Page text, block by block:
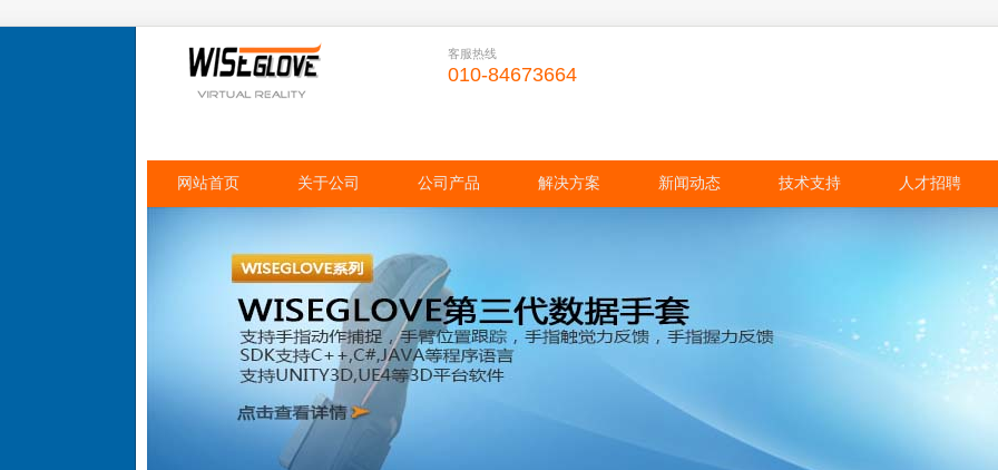
客服热线
010-84673664
网站首页 关于公司 公司产品 解决方案 新闻动态 技术支持 人才招聘